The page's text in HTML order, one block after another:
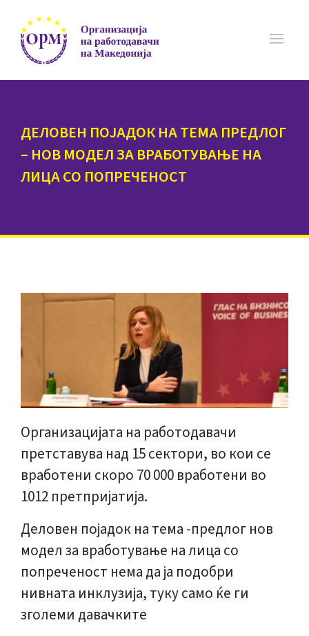
ДЕЛОВЕН ПОЈАДОК НА ТЕМА ПРЕДЛОГ
– НОВ МОДЕЛ ЗА ВРАБОТУВАЊЕ НА
ЛИЦА СО ПОПРЕЧЕНОСТ
Организацијата на работодавачи
претставува над 15 сектори, во кои се
вработени скоро 70 000 вработени во
1012 претпријатија.
Деловен појадок на тема -предлог нов
модел за вработување на лица со
попреченост нема да ја подобри
нивната инклузија, туку само ќе ги
зголеми давачките